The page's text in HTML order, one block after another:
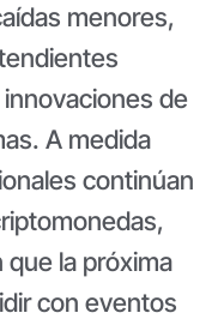
menores,
de
A medida
continúan
la próxima
con eventos